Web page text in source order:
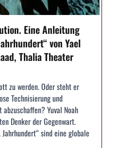
Eine Anleitung
von Yael
Thalia Theater
zu werden. Oder steht er
Technisierung und
Yuval Noah
Denker der Gegenwart.
sind eine globale